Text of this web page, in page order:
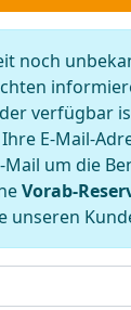
noch
verfügbar
E-Mail-
um die
Vorab-
unseren